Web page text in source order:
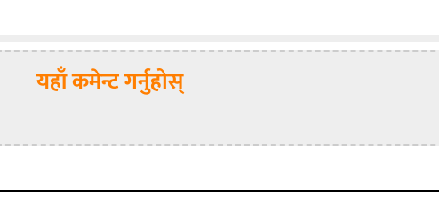
यहाँ कमेन्ट गर्नुहोस्